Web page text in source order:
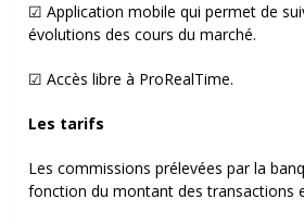
☑ Application mobile qui permet de
évolutions des cours du marché.
☑ Accès libre à ProRealTime.
Les tarifs
Les commissions prélevées par la
fonction du montant des transactions